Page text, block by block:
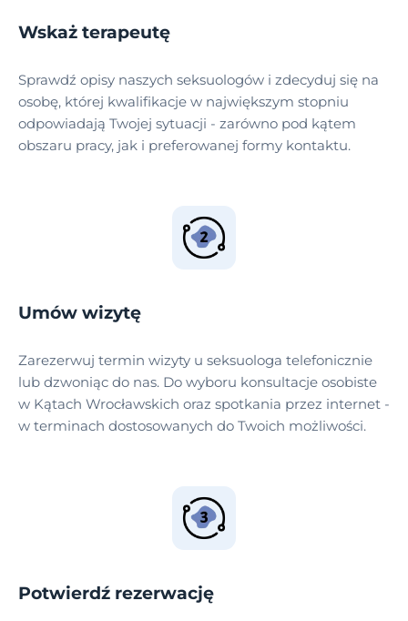
Wskaż terapeutę
Sprawdź opisy naszych seksuologów i zdecyduj się na
osobę, której kwalifikacje w największym stopniu
odpowiadają Twojej sytuacji - zarówno pod kątem
obszaru pracy, jak i preferowanej formy kontaktu.
Umów wizytę
Zarezerwuj termin wizyty u seksuologa telefonicznie
lub dzwoniąc do nas. Do wyboru konsultacje osobiste
w Kątach Wrocławskich oraz spotkania przez internet -
w terminach dostosowanych do Twoich możliwości.
Potwierdź rezerwację